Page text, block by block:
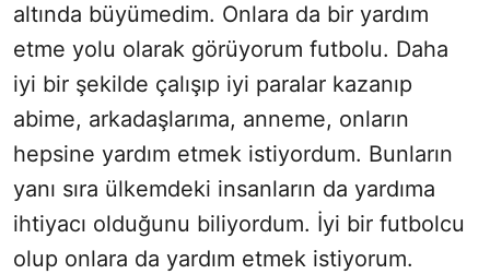
altında büyümedim. Onlara da bir yardım
etme yolu olarak görüyorum futbolu. Daha
iyi bir şekilde çalışıp iyi paralar kazanıp
abime, arkadaşlarıma, anneme, onların
hepsine yardım etmek istiyordum. Bunların
yanı sıra ülkemdeki insanların da yardıma
ihtiyacı olduğunu biliyordum. İyi bir futbolcu
olup onlara da yardım etmek istiyorum.